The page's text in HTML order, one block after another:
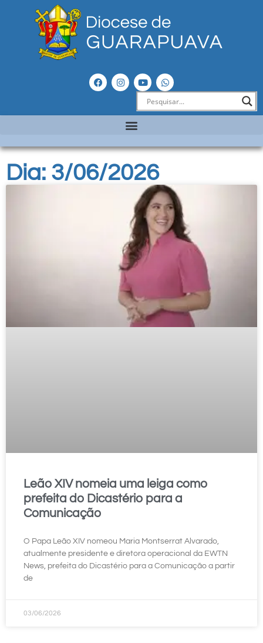
Dia: 3/06/2026
Leão XIV nomeia uma leiga como
prefeita do Dicastério para a
Comunicação
O Papa Leão XIV nomeou Maria Montserrat Alvarado,
atualmente presidente e diretora operacional da EWTN
News, prefeita do Dicastério para a Comunicação a partir
de
03/06/2026